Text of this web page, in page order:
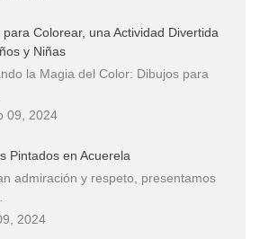
para Colorear, una Actividad Divertida
y Niñas
la Magia del Color: Dibujos para
09, 2024
Pintados en Acuerela
admiración y respeto, presentamos
2024